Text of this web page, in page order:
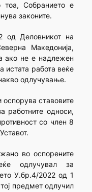
тоа, Собранието е
законите.
од Деловникот на
Македонија,
ако не е надлежен
истата работа веќе
одлучување.
оспорува ставовите
работните односи,
со член 8
во оспорените
одлучувал за
У.бр.4/2022 од 1
предмет одлучил